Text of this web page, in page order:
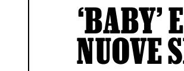
‘BABY’
NUOVE